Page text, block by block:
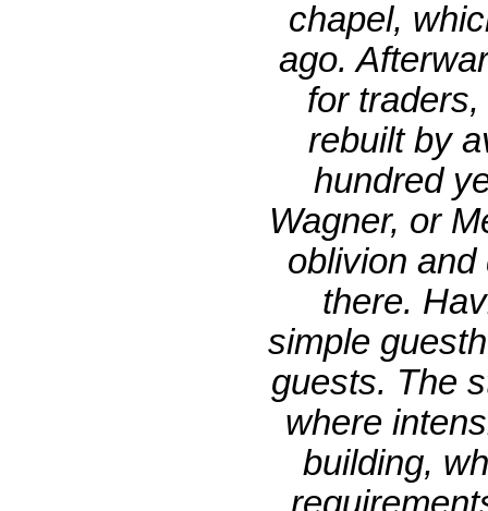
chapel,
ago.
for
rebuilt by
hundred
Wagner, or
oblivion
there.
simple
guests. The
where
building,